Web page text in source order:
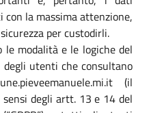
la massima attenzione,
per custodirli.
le modalità e le logiche del
utenti che consultano
(il
sensi degli artt. 13 e 14 del